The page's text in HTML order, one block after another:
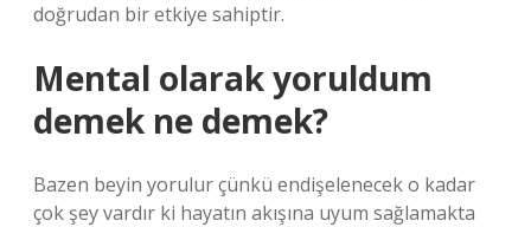
doğrudan bir etkiye sahiptir.
Mental olarak yoruldum
demek ne demek?
Bazen beyin yorulur çünkü endişelenecek o kadar
çok şey vardır ki hayatın akışına uyum sağlamakta